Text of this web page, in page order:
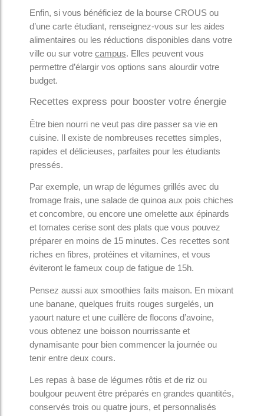
Enfin, si vous bénéficiez de la bourse CROUS ou
d’une carte étudiant, renseignez-vous sur les aides
alimentaires ou les réductions disponibles dans votre
ville ou sur votre campus. Elles peuvent vous
permettre d’élargir vos options sans alourdir votre
budget.
Recettes express pour booster votre énergie
Être bien nourri ne veut pas dire passer sa vie en
cuisine. Il existe de nombreuses recettes simples,
rapides et délicieuses, parfaites pour les étudiants
pressés.
Par exemple, un wrap de légumes grillés avec du
fromage frais, une salade de quinoa aux pois chiches
et concombre, ou encore une omelette aux épinards
et tomates cerise sont des plats que vous pouvez
préparer en moins de 15 minutes. Ces recettes sont
riches en fibres, protéines et vitamines, et vous
éviteront le fameux coup de fatigue de 15h.
Pensez aussi aux smoothies faits maison. En mixant
une banane, quelques fruits rouges surgelés, un
yaourt nature et une cuillère de flocons d’avoine,
vous obtenez une boisson nourrissante et
dynamisante pour bien commencer la journée ou
tenir entre deux cours.
Les repas à base de légumes rôtis et de riz ou
boulgour peuvent être préparés en grandes quantités,
conservés trois ou quatre jours, et personnalisés